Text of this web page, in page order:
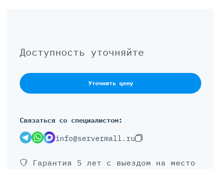
Доступность уточняйте
Уточнить цену
Связаться со специалистом:
info@servermall.ru
Гарантия 5 лет с выездом на место